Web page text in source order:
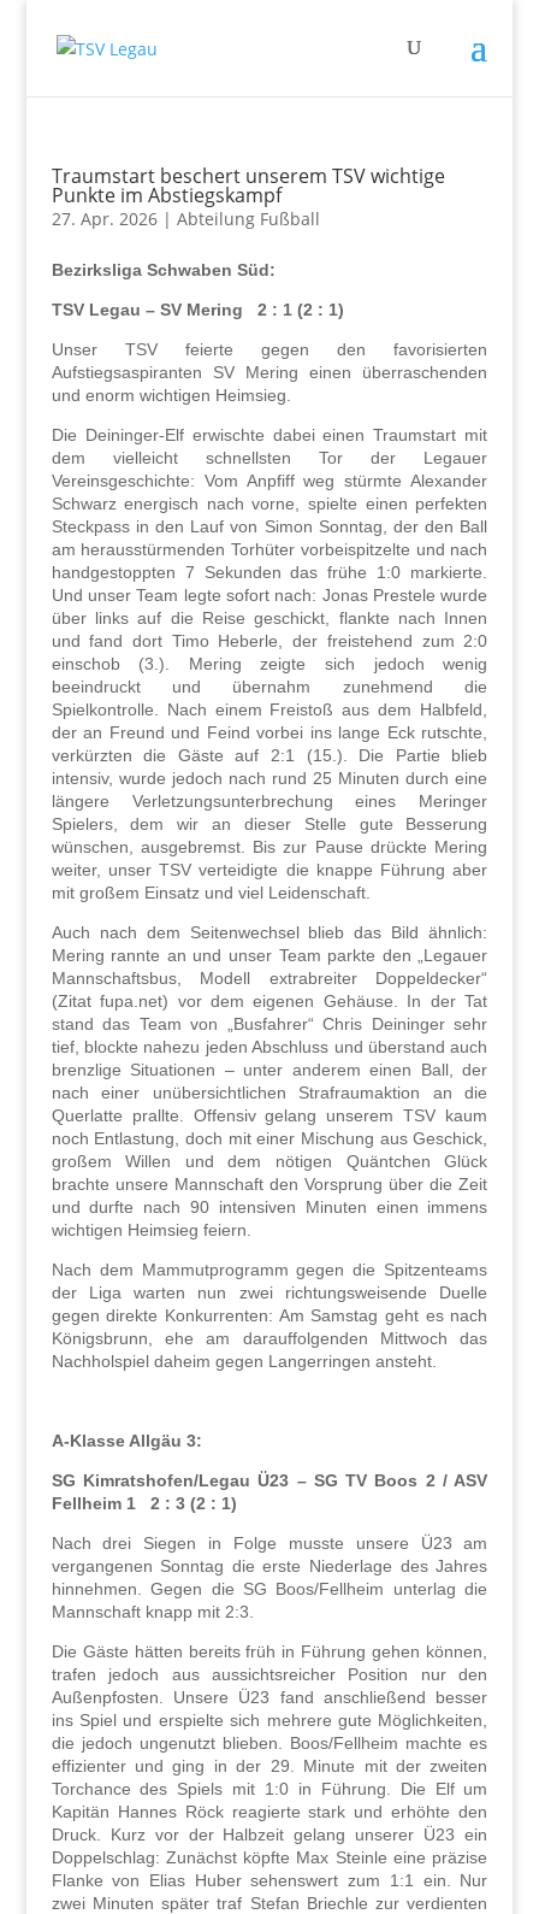
Traumstart beschert unserem TSV wichtige
Punkte im Abstiegskampf
27. Apr. 2026| Abteilung Fußball
Bezirksliga Schwaben Süd:
TSV Legau – SV Mering 2 : 1 (2 : 1)
Unser TSV feierte gegen den favorisierten
Aufstiegsaspiranten SV Mering einen überraschenden
und enorm wichtigen Heimsieg.
Die Deininger‑Elf erwischte dabei einen Traumstart mit
dem vielleicht schnellsten Tor der Legauer
Vereinsgeschichte: Vom Anpfiff weg stürmte Alexander
Schwarz energisch nach vorne, spielte einen perfekten
Steckpass in den Lauf von Simon Sonntag, der den Ball
am herausstürmenden Torhüter vorbeispitzelte und nach
handgestoppten 7 Sekunden das frühe 1:0 markierte.
Und unser Team legte sofort nach: Jonas Prestele wurde
über links auf die Reise geschickt, flankte nach Innen
und fand dort Timo Heberle, der freistehend zum 2:0
einschob (3.). Mering zeigte sich jedoch wenig
beeindruckt und übernahm zunehmend die
Spielkontrolle. Nach einem Freistoß aus dem Halbfeld,
der an Freund und Feind vorbei ins lange Eck rutschte,
verkürzten die Gäste auf 2:1 (15.). Die Partie blieb
intensiv, wurde jedoch nach rund 25 Minuten durch eine
längere Verletzungsunterbrechung eines Meringer
Spielers, dem wir an dieser Stelle gute Besserung
wünschen, ausgebremst. Bis zur Pause drückte Mering
weiter, unser TSV verteidigte die knappe Führung aber
mit großem Einsatz und viel Leidenschaft.
Auch nach dem Seitenwechsel blieb das Bild ähnlich:
Mering rannte an und unser Team parkte den „Legauer
Mannschaftsbus, Modell extrabreiter Doppeldecker“
(Zitat fupa.net) vor dem eigenen Gehäuse. In der Tat
stand das Team von „Busfahrer“ Chris Deininger sehr
tief, blockte nahezu jeden Abschluss und überstand auch
brenzlige Situationen – unter anderem einen Ball, der
nach einer unübersichtlichen Strafraumaktion an die
Querlatte prallte. Offensiv gelang unserem TSV kaum
noch Entlastung, doch mit einer Mischung aus Geschick,
großem Willen und dem nötigen Quäntchen Glück
brachte unsere Mannschaft den Vorsprung über die Zeit
und durfte nach 90 intensiven Minuten einen immens
wichtigen Heimsieg feiern.
Nach dem Mammutprogramm gegen die Spitzenteams
der Liga warten nun zwei richtungsweisende Duelle
gegen direkte Konkurrenten: Am Samstag geht es nach
Königsbrunn, ehe am darauffolgenden Mittwoch das
Nachholspiel daheim gegen Langerringen ansteht.
A-Klasse Allgäu 3:
SG Kimratshofen/Legau Ü23 – SG TV Boos 2 / ASV
Fellheim 1
2 : 3 (2 : 1)
Nach drei Siegen in Folge musste unsere Ü23 am
vergangenen Sonntag die erste Niederlage des Jahres
hinnehmen. Gegen die SG Boos/Fellheim unterlag die
Mannschaft knapp mit 2:3.
Die Gäste hätten bereits früh in Führung gehen können,
trafen jedoch aus aussichtsreicher Position nur den
Außenpfosten. Unsere Ü23 fand anschließend besser
ins Spiel und erspielte sich mehrere gute Möglichkeiten,
die jedoch ungenutzt blieben. Boos/Fellheim machte es
effizienter und ging in der 29. Minute mit der zweiten
Torchance des Spiels mit 1:0 in Führung. Die Elf um
Kapitän Hannes Röck reagierte stark und erhöhte den
Druck. Kurz vor der Halbzeit gelang unserer Ü23 ein
Doppelschlag: Zunächst köpfte Max Steinle eine präzise
Flanke von Elias Huber sehenswert zum 1:1 ein. Nur
zwei Minuten später traf Stefan Briechle zur verdienten